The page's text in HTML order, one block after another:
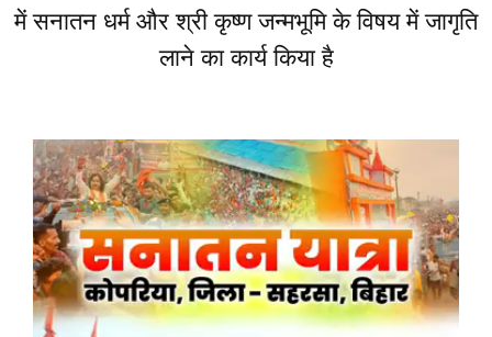
में सनातन धर्म और श्री कृष्ण जन्मभूमि के विषय में जागृति
लाने का कार्य किया है